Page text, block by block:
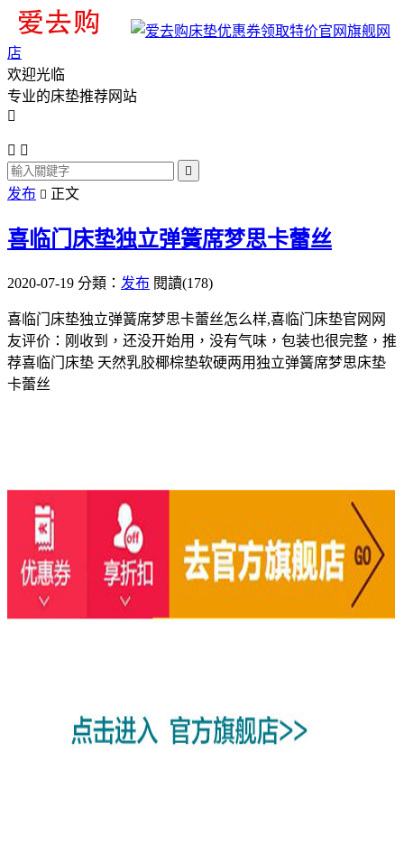
旗舰网
店
欢迎光临
专业的床垫推荐网站

 

发布  正文
喜临门床垫独立弹簧席梦思卡蕾丝
2020-07-19 分類： 发布 閱讀(178)
喜临门床垫独立弹簧席梦思卡蕾丝怎么样,喜临门床垫官网网
友评价：刚收到，还没开始用，没有气味，包装也很完整，推
荐喜临门床垫 天然乳胶椰棕垫软硬两用独立弹簧席梦思床垫
卡蕾丝